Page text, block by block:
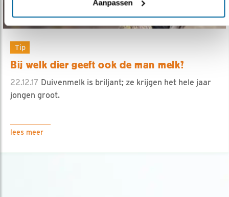
Aanpassen
Tip
Bij welk dier geeft ook de man melk?
22.12.17 Duivenmelk is briljant; ze krijgen het hele jaar
jongen groot.
lees meer